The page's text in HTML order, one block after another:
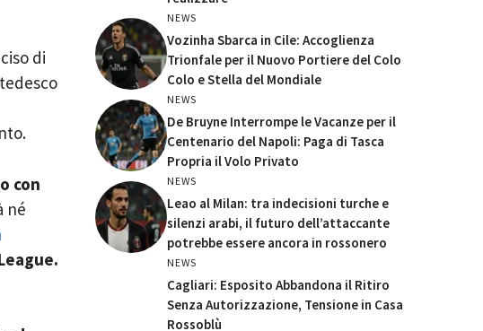
di
con
né
NEWS
Vozinha Sbarca in Cile: Accoglienza
Trionfale per il Nuovo Portiere del Colo
Colo e Stella del Mondiale
NEWS
De Bruyne Interrompe le Vacanze per il
Centenario del Napoli: Paga di Tasca
Propria il Volo Privato
NEWS
Leao al Milan: tra indecisioni turche e
silenzi arabi, il futuro dell’attaccante
potrebbe essere ancora in rossonero
NEWS
Cagliari: Esposito Abbandona il Ritiro
Senza Autorizzazione, Tensione in Casa
Rossoblù